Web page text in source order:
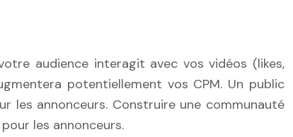
audience interagit avec vos vidéos (likes,
potentiellement vos CPM. Un public
les annonceurs. Construire une communauté
les annonceurs.